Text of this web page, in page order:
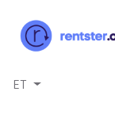
ET